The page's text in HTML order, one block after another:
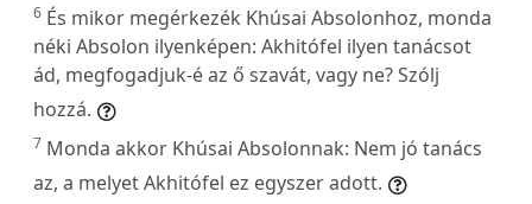
6 És mikor megérkezék Khúsai Absolonhoz, monda
néki Absolon ilyenképen: Akhitófel ilyen tanácsot
ád, megfogadjuk-é az ő szavát, vagy ne? Szólj
hozzá.
7 Monda akkor Khúsai Absolonnak: Nem jó tanács
az, a melyet Akhitófel ez egyszer adott.